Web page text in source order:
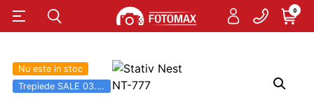
0
Nu este in stoc
Trepiede SALE 03.06 - 31.08